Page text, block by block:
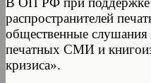
распространителей
общественные
печатных СМИ и
кризиса».